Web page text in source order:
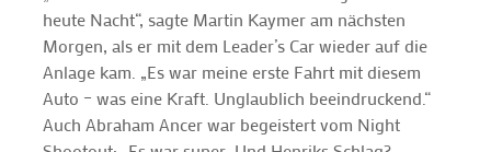
heute Nacht“, sagte Martin Kaymer am nächsten
Morgen, als er mit dem Leader’s Car wieder auf die
Anlage kam. „Es war meine erste Fahrt mit diesem
Auto – was eine Kraft. Unglaublich beeindruckend.“
Auch Abraham Ancer war begeistert vom Night